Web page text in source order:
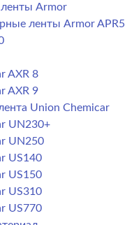
Armor
ленты Armor APR5
AXR 8
AXR 9
Union Chemicar
UN230+
UN250
US140
US150
US310
US770